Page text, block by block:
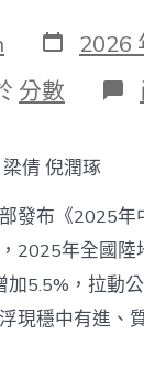
發
表
日
期
2026
分數
倩 倪潤琢
發布《2025年
2025年全國陸
5.5%，拉動
現穩中有進、